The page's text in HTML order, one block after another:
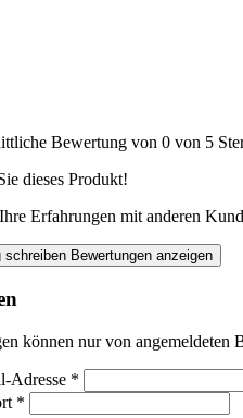
Bewertung von 0 von 5
dieses Produkt!
Erfahrungen mit anderen
schreiben Bewertungen anzeigen
können nur von angemeldeten
Adresse *
*